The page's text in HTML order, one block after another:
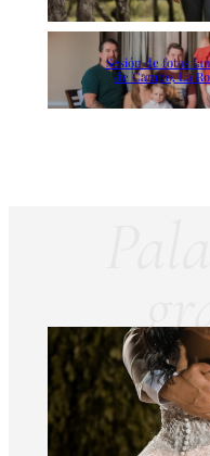
Sesión de fotos
de Campo, La